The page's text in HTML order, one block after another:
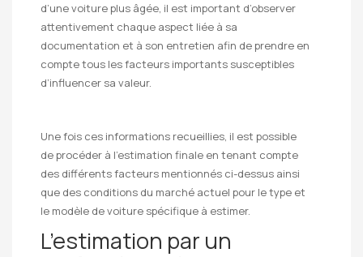
d’une voiture plus âgée, il est important d’observer
attentivement chaque aspect liée à sa
documentation et à son entretien afin de prendre en
compte tous les facteurs importants susceptibles
d’influencer sa valeur.
Une fois ces informations recueillies, il est possible
de procéder à l’estimation finale en tenant compte
des différents facteurs mentionnés ci-dessus ainsi
que des conditions du marché actuel pour le type et
le modèle de voiture spécifique à estimer.
L’estimation par un